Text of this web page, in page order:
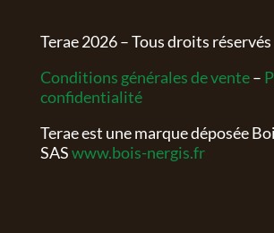
Terae2026– Tous droits réservés
Conditions générales de vente–
confidentialité
Terae est une marque déposée
SASwww.bois-nergis.fr